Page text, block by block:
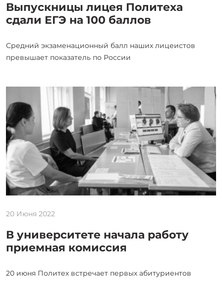
Выпускницы лицея Политеха
сдали ЕГЭ на 100 баллов
Средний экзаменационный балл наших лицеистов
превышает показатель по России
20 Июня 2022
В университете начала работу
приемная комиссия
20 июня Политех встречает первых абитуриентов